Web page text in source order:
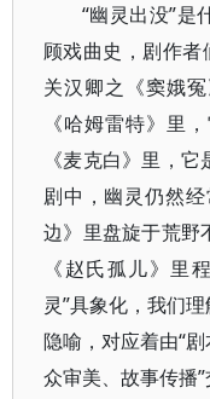
“幽灵出没”是
顾戏曲史，剧作者
关汉卿之《窦娥
《哈姆雷特》里
《麦克白》里，
剧中，幽灵仍然
边》里盘旋于荒野
《赵氏孤儿》里
灵”具象化，我们
隐喻，对应着由“
众审美、故事传播